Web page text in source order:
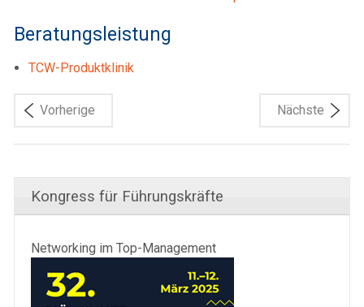
Beratungsleistung
TCW-Produktklinik
Vorherige Nächste
Kongress für Führungskräfte
Networking im Top-Management